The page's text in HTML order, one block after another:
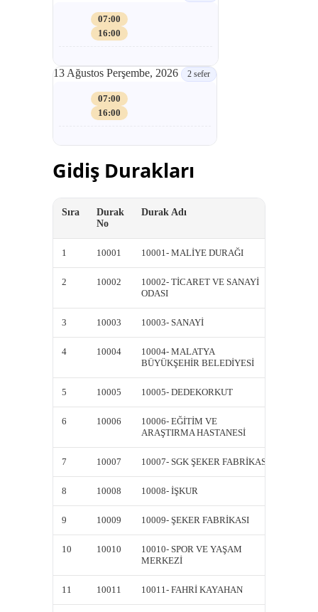
07:00
16:00
13 Ağustos Perşembe, 2026 2 sefer
07:00
16:00
Gidiş Durakları
Sıra
Durak
No
Durak Adı
1 10001 10001- MALİYE DURAĞI
2 10002
10002- TİCARET VE SANAYİ
ODASI
3 10003 10003- SANAYİ
4 10004
10004- MALATYA
BÜYÜKŞEHİR BELEDİYESİ
5 10005 10005- DEDEKORKUT
6 10006
10006- EĞİTİM VE
ARAŞTIRMA HASTANESİ
7 10007 10007- SGK ŞEKER FABRİKASI
8 10008 10008- İŞKUR
9 10009 10009- ŞEKER FABRİKASI
10 10010
10010- SPOR VE YAŞAM
MERKEZİ
11 10011 10011- FAHRİ KAYAHAN